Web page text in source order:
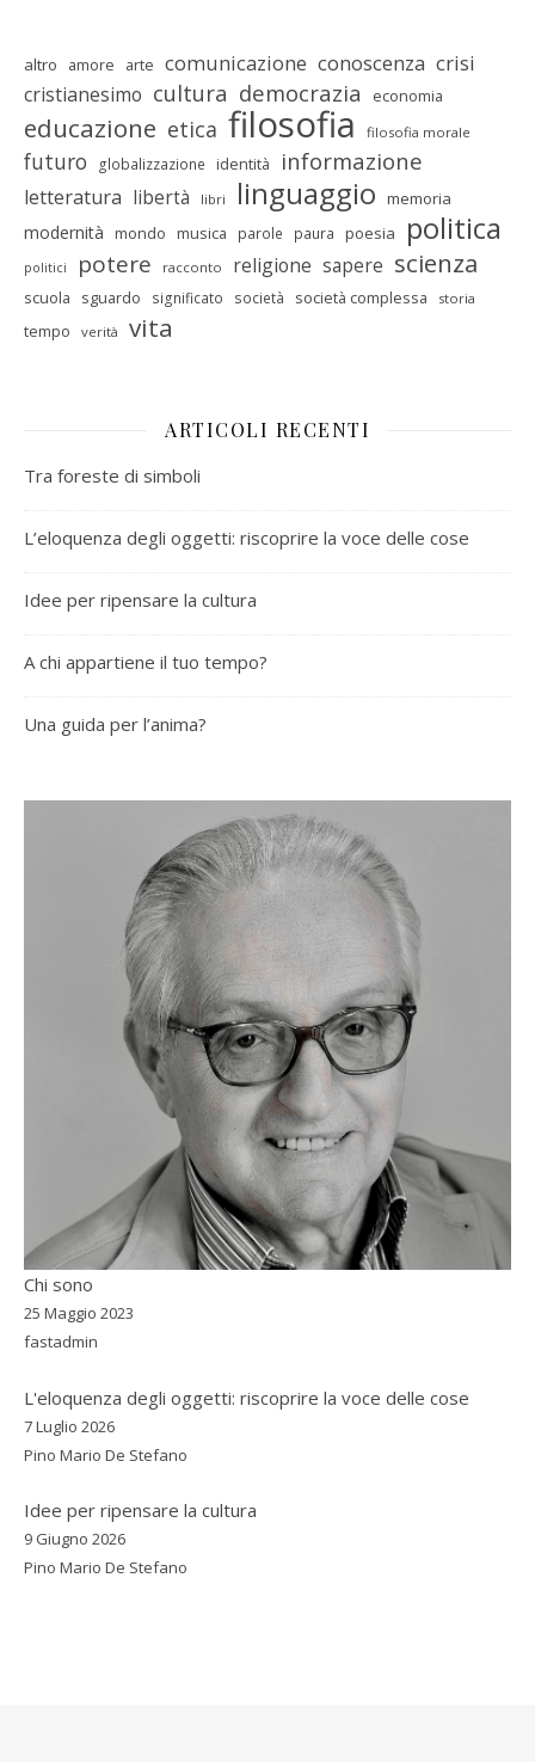
altro amore arte comunicazione conoscenza crisi
cristianesimo cultura democrazia economia
educazione etica filosofia filosofia morale
futuro globalizzazione identità informazione
letteratura libertà libri linguaggio memoria
modernità mondo musica parole paura poesia politica
politici potere racconto religione sapere scienza
scuola sguardo significato società società complessa storia
tempo verità vita
ARTICOLI RECENTI
Tra foreste di simboli
L’eloquenza degli oggetti: riscoprire la voce delle cose
Idee per ripensare la cultura
A chi appartiene il tuo tempo?
Una guida per l’anima?
Chi sono
25 Maggio 2023
fastadmin
L'eloquenza degli oggetti: riscoprire la voce delle cose
7 Luglio 2026
Pino Mario De Stefano
Idee per ripensare la cultura
9 Giugno 2026
Pino Mario De Stefano